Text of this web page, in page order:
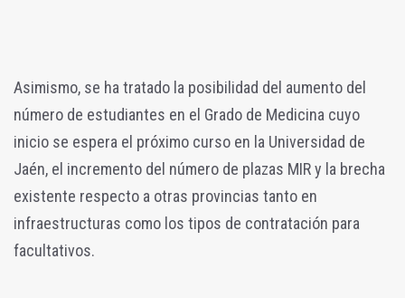
Asimismo, se ha tratado la posibilidad del aumento del
número de estudiantes en el Grado de Medicina cuyo
inicio se espera el próximo curso en la Universidad de
Jaén, el incremento del número de plazas MIR y la brecha
existente respecto a otras provincias tanto en
infraestructuras como los tipos de contratación para
facultativos.